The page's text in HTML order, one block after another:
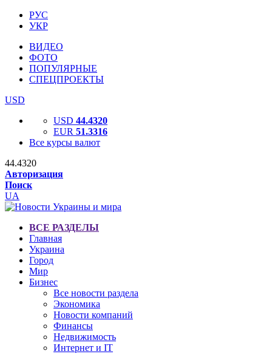
РУС
УКР
ВИДЕО
ФОТО
ПОПУЛЯРНЫЕ
СПЕЦПРОЕКТЫ
USD
USD 44.4320
EUR 51.3316
Все курсы валют
44.4320
Авторизация
Поиск
UA
ВСЕ РАЗДЕЛЫ
Главная
Украина
Город
Мир
Бизнес
Все новости раздела
Экономика
Новости компаний
Финансы
Недвижимость
Интернет и IT